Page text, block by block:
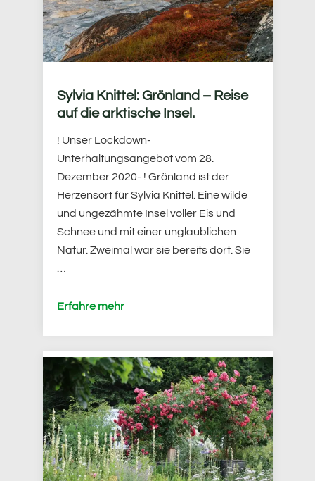
Sylvia Knittel: Grönland – Reise
auf die arktische Insel.
! Unser Lockdown-
Unterhaltungsangebot vom 28.
Dezember 2020- ! Grönland ist der
Herzensort für Sylvia Knittel. Eine wilde
und ungezähmte Insel voller Eis und
Schnee und mit einer unglaublichen
Natur. Zweimal war sie bereits dort. Sie
Erfahre mehr